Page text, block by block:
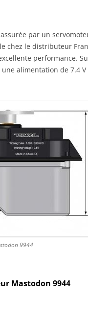
par un
chez le distributeur
performance.
alimentation de 7.4
9944
Mastodon 9944